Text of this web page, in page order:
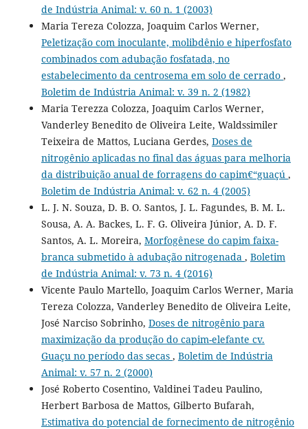
de Indústria Animal: v. 60 n. 1 (2003)
Maria Tereza Colozza, Joaquim Carlos Werner,
Peletização com inoculante, molibdênio e hiperfosfato
combinados com adubação fosfatada, no
estabelecimento da centrosema em solo de cerrado ,
Boletim de Indústria Animal: v. 39 n. 2 (1982)
Maria Terezza Colozza, Joaquim Carlos Werner,
Vanderley Benedito de Oliveira Leite, Waldssimiler
Teixeira de Mattos, Luciana Gerdes, Doses de
nitrogênio aplicadas no final das águas para melhoria
da distribuição anual de forragens do capim€“guaçú ,
Boletim de Indústria Animal: v. 62 n. 4 (2005)
L. J. N. Souza, D. B. O. Santos, J. L. Fagundes, B. M. L.
Sousa, A. A. Backes, L. F. G. Oliveira Júnior, A. D. F.
Santos, A. L. Moreira, Morfogênese do capim faixa-
branca submetido à adubação nitrogenada , Boletim
de Indústria Animal: v. 73 n. 4 (2016)
Vicente Paulo Martello, Joaquim Carlos Werner, Maria
Tereza Colozza, Vanderley Benedito de Oliveira Leite,
José Narciso Sobrinho, Doses de nitrogênio para
maximização da produção do capim-elefante cv.
Guaçu no período das secas , Boletim de Indústria
Animal: v. 57 n. 2 (2000)
José Roberto Cosentino, Valdinei Tadeu Paulino,
Herbert Barbosa de Mattos, Gilberto Bufarah,
Estimativa do potencial de fornecimento de nitrogênio